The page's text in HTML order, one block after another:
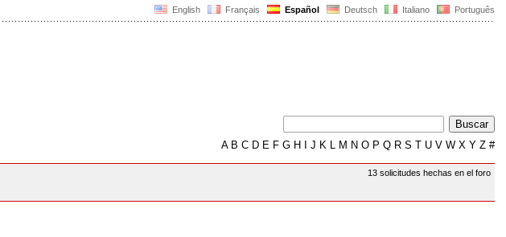
English Français Español Deutsch Italiano Português
AB C D E F G H J K L M N O P Q R S T U V W X Y Z #
13 solicitudes hechas en el foro